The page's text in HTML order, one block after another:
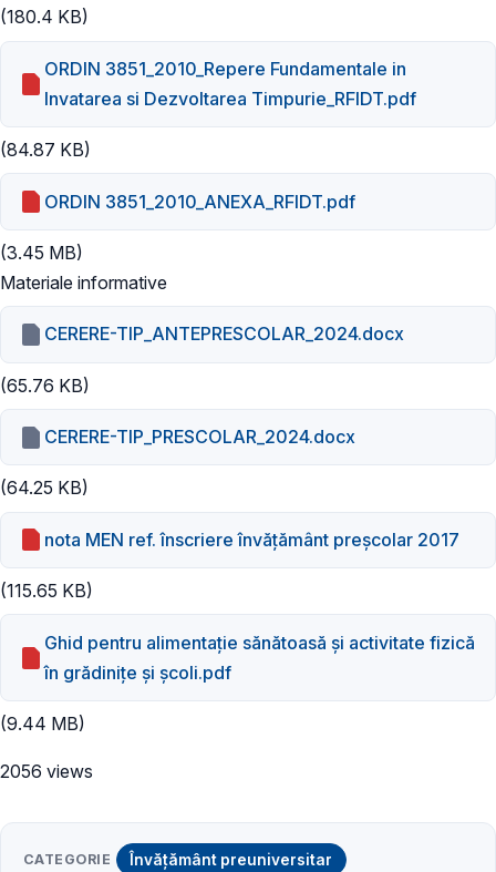
(180.4 KB)
ORDIN 3851_2010_Repere Fundamentale in
Invatarea si Dezvoltarea Timpurie_RFIDT.pdf
(84.87 KB)
ORDIN 3851_2010_ANEXA_RFIDT.pdf
(3.45 MB)
Materiale informative
CERERE-TIP_ANTEPRESCOLAR_2024.docx
(65.76 KB)
CERERE-TIP_PRESCOLAR_2024.docx
(64.25 KB)
nota MEN ref. înscriere învățământ preșcolar 2017
(115.65 KB)
Ghid pentru alimentație sănătoasă și activitate fizică
în grădinițe și școli.pdf
(9.44 MB)
2056 views
CATEGORIE Învățământ preuniversitar